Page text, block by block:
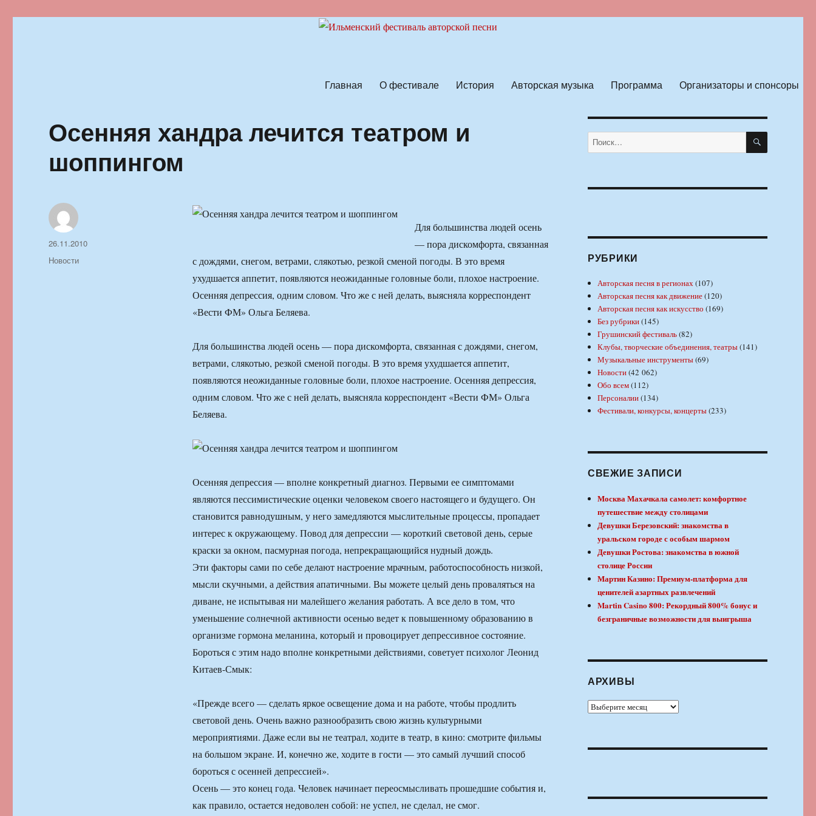
Главная О фестивале История Авторская музыка Программа Организаторы и спонсоры
Осенняя хандра лечится театром и
шоппингом
Для большинства людей осень
— пора дискомфорта, связанная
с дождями, снегом, ветрами, слякотью, резкой сменой погоды. В это время
ухудшается аппетит, появляются неожиданные головные боли, плохое настроение.
Осенняя депрессия, одним словом. Что же с ней делать, выясняла корреспондент
«Вести ФМ» Ольга Беляева.
Для большинства людей осень — пора дискомфорта, связанная с дождями, снегом,
ветрами, слякотью, резкой сменой погоды. В это время ухудшается аппетит,
появляются неожиданные головные боли, плохое настроение. Осенняя депрессия,
одним словом. Что же с ней делать, выясняла корреспондент «Вести ФМ» Ольга
Беляева.
Осенняя депрессия — вполне конкретный диагноз. Первыми ее симптомами
являются пессимистические оценки человеком своего настоящего и будущего. Он
становится равнодушным, у него замедляются мыслительные процессы, пропадает
интерес к окружающему. Повод для депрессии — короткий световой день, серые
краски за окном, пасмурная погода, непрекращающийся нудный дождь.
Эти факторы сами по себе делают настроение мрачным, работоспособность низкой,
мысли скучными, а действия апатичными. Вы можете целый день проваляться на
диване, не испытывая ни малейшего желания работать. А все дело в том, что
уменьшение солнечной активности осенью ведет к повышенному образованию в
организме гормона меланина, который и провоцирует депрессивное состояние.
Бороться с этим надо вполне конкретными действиями, советует психолог Леонид
Китаев-Смык:
«Прежде всего — сделать яркое освещение дома и на работе, чтобы продлить
световой день. Очень важно разнообразить свою жизнь культурными
мероприятиями. Даже если вы не театрал, ходите в театр, в кино: смотрите фильмы
на большом экране. И, конечно же, ходите в гости — это самый лучший способ
бороться с осенней депрессией».
Осень — это конец года. Человек начинает переосмысливать прошедшие события и,
как правило, остается недоволен собой: не успел, не сделал, не смог.
Автор
Опубликовано
26.11.2010
Рубрики
Новости
Искать: ПОИСК
РУБРИКИ
Авторская песня в регионах(107)
Авторская песня как движение(120)
Авторская песня как искусство (169)
Без рубрики(145)
Грушинский фестиваль(82)
Клубы, творческие объединения, театры(141)
Музыкальные инструменты(69)
Новости(42 062)
Обо всем(112)
Персоналии(134)
Фестивали, конкурсы, концерты(233)
СВЕЖИЕ ЗАПИСИ
Москва Махачкала самолет: комфортное
путешествие между столицами
Девушки Березовский: знакомства в
уральском городе с особым шармом
Девушки Ростова: знакомства в южной
столице России
Мартин Казино: Премиум-платформа для
ценителей азартных развлечений
Martin Casino 800: Рекордный 800% бонус и
безграничные возможности для выигрыша
АРХИВЫ
Архивы